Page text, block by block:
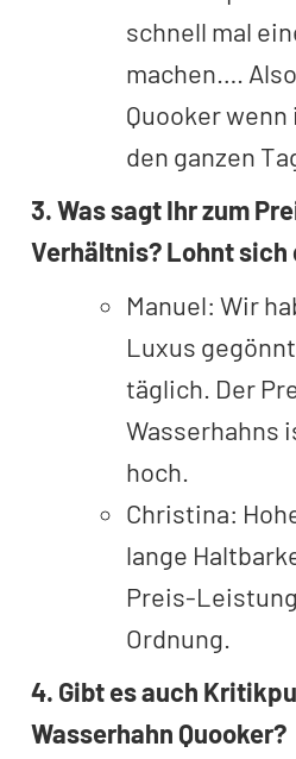
schnell mal
machen….
Quooker
den ganzen
3. Was sagt Ihr zum
Verhältnis? Lohnt sich
Manuel: Wir
Luxus
täglich. Der
Wasserhahns
hoch.
Christina:
lange
Preis-
Ordnung.
4. Gibt es auch
Wasserhahn Quooker?